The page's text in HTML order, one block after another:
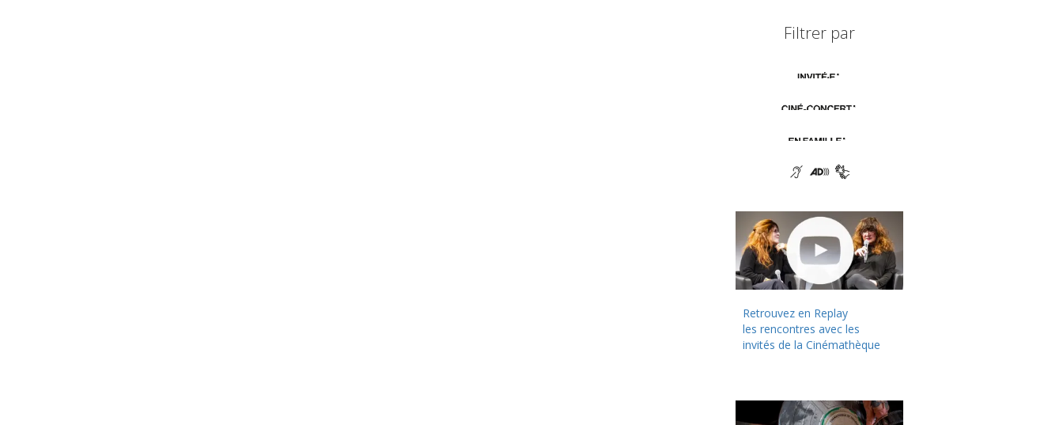
Filtrer par
Retrouvez en Replay
les rencontres avec les
invités de la Cinémathèque